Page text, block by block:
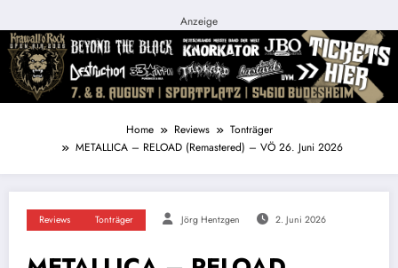
Anzeige
Home Reviews
Tonträger
METALLICA – RELOAD (Remastered) – VÖ 26. Juni 2026
Reviews Tonträger Jörg Hentzgen 2. Juni 2026